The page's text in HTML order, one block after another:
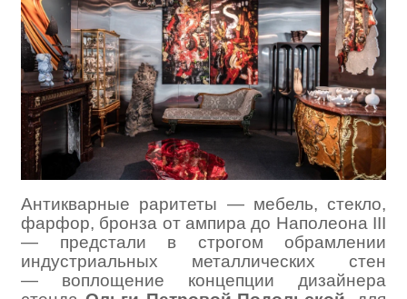
Антикварные раритеты — мебель, стекло,
фарфор, бронза от ампира до Наполеона III
— предстали в строгом обрамлении
индустриальных металлических стен
— воплощение концепции дизайнера